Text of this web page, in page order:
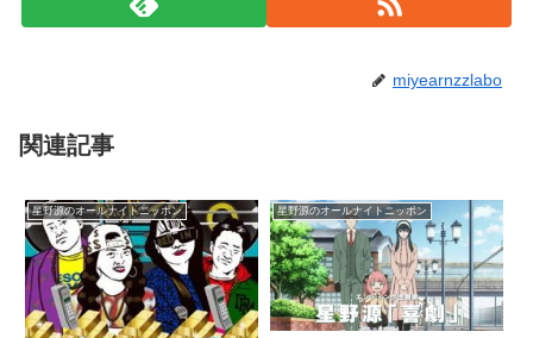
miyearnzzlabo
関連記事
星野源のオールナイトニッポン 星野源のオールナイトニッポン